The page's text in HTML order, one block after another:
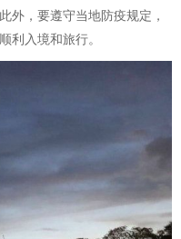
外，要遵守当地防疫规定，
利入境和旅行。